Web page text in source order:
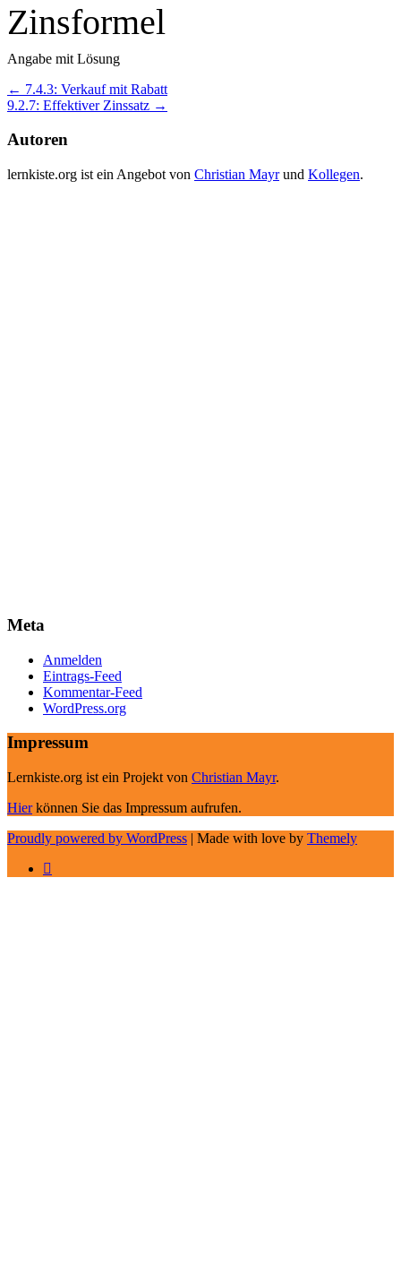
Zinsformel
Angabe mit Lösung
Post
navigation
← 7.4.3: Verkauf mit Rabatt
9.2.7: Effektiver Zinssatz →
Autoren
lernkiste.org ist ein Angebot von Christian Mayrund Kollegen.
Meta
Anmelden
Eintrags-Feed
Kommentar-Feed
WordPress.org
Impressum
Lernkiste.org ist ein Projekt von Christian Mayr.
Hierkönnen Sie das Impressum aufrufen.
Proudly powered by WordPress | Made with love by Themely